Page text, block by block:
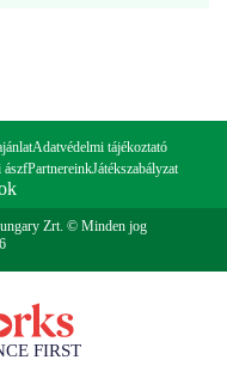
Adatvédelmi tájékoztató
ászfPartnereinkJátékszabályzat
Zrt. © Minden jog